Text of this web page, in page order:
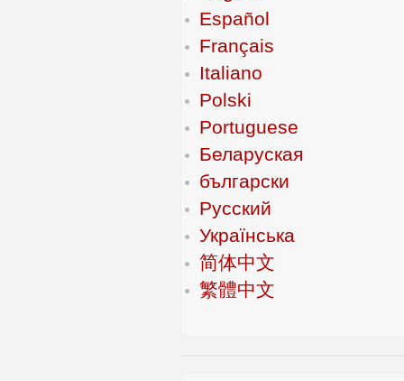
Español
Français
Italiano
Polski
Portuguese
Беларуская
български
Русский
Українська
简体中文
繁體中文